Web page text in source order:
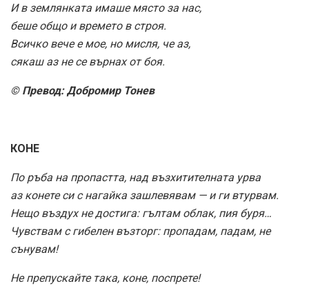
И в землянката имаше място за нас,
беше общо и времето в строя.
Всичко вече е мое, но мисля, че аз,
сякаш аз не се върнах от боя.
© Превод: Добромир Тонев
КОНЕ
По ръба на пропастта, над възхитителната урва
аз конете си с нагайка зашлевявам — и ги втурвам.
Нещо въздух не достига: гълтам облак, пия буря…
Чувствам с гибелен възторг: пропадам, падам, не
сънувам!
Не препускайте така, коне, поспрете!